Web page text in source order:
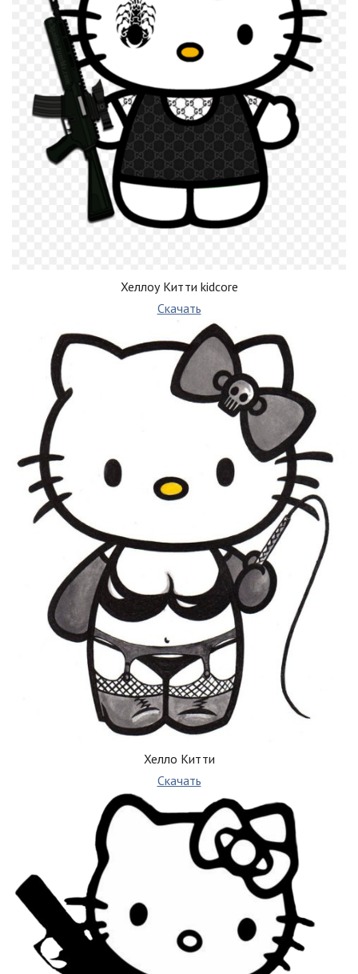
Хеллоу Китти kidcore
Скачать
Хелло Китти
Скачать